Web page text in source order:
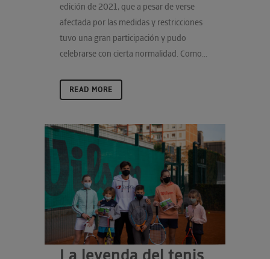
edición de 2021, que a pesar de verse
afectada por las medidas y restricciones
tuvo una gran participación y pudo
celebrarse con cierta normalidad. Como...
READ MORE